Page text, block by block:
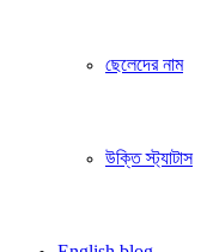
ছেলেদের নাম
উক্তি স্ট্যাটাস